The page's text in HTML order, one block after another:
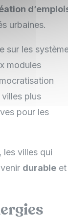
urbaines.
sur les
modules
plus
pour les
les villes qui
durable et